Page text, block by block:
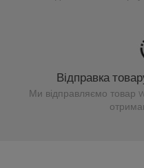
Відправка
Ми відправляємо товар